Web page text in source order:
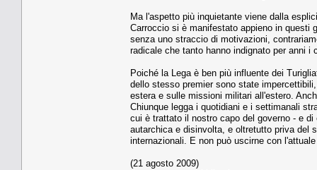
Ma l'aspetto più inquietante viene dalla
Carroccio si è manifestato appieno in questi
senza uno straccio di motivazioni,
radicale che tanto hanno indignato per anni i
Poiché la Lega è ben più influente dei
dello stesso premier sono state
estera e sulle missioni militari all'estero.
Chiunque legga i quotidiani e i settimanali
cui è trattato il nostro capo del governo - e
autarchica e disinvolta, e oltretutto priva del
internazionali. E non può uscirne con
(21 agosto 2009)